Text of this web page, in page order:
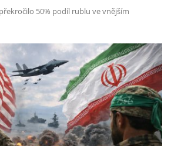
50% podíl rublu ve vnějším